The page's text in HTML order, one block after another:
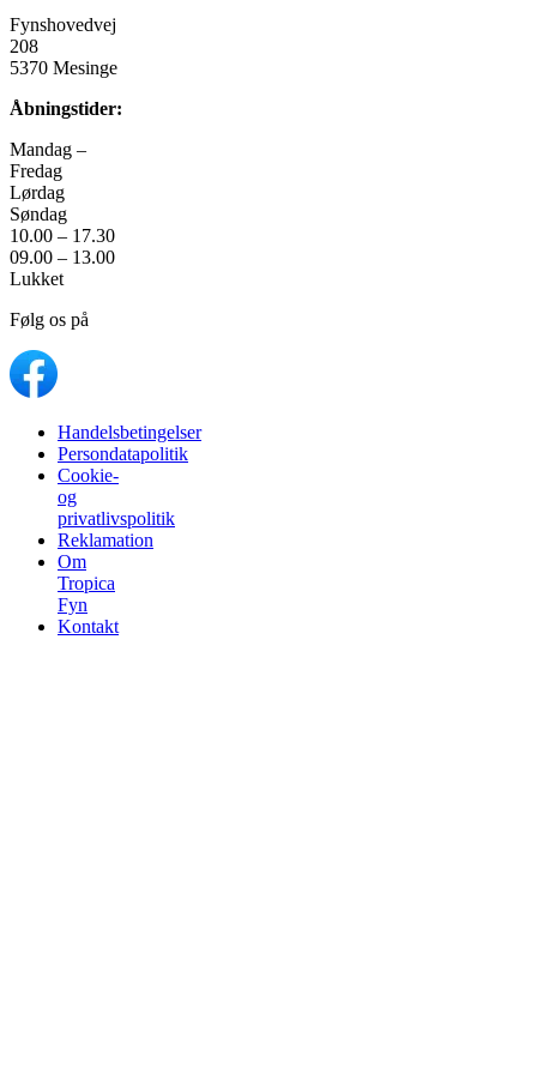
Fynshovedvej
208
5370 Mesinge
Åbningstider:
Mandag –
Fredag
Lørdag
Søndag
10.00 – 17.30
09.00 – 13.00
Lukket
Følg os på
Handelsbetingelser
Persondatapolitik
Cookie-
og
privatlivspolitik
Reklamation
Om
Tropica
Fyn
Kontakt